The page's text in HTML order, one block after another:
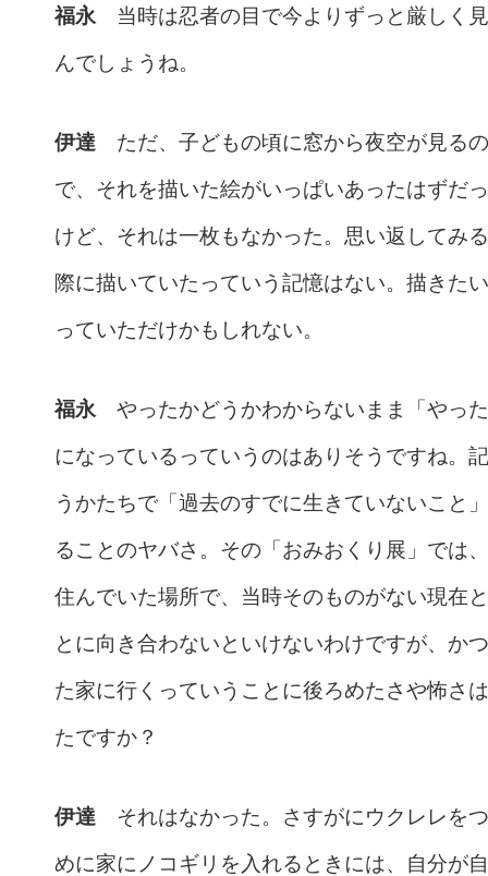
福永 当時は忍者の目で今よりずっと厳しく
んでしょうね。
伊達 ただ、子どもの頃に窓から夜空が見る
で、それを描いた絵がいっぱいあったはずだ
けど、それは一枚もなかった。思い返してみ
際に描いていたっていう記憶はない。描きた
っていただけかもしれない。
福永 やったかどうかわからないまま「やっ
になっているっていうのはありそうですね。
うかたちで「過去のすでに生きていないこと
ることのヤバさ。その「おみおくり展」では
住んでいた場所で、当時そのものがない現在
とに向き合わないといけないわけですが、か
た家に行くっていうことに後ろめたさや怖さ
たですか？
伊達 それはなかった。さすがにウクレレを
めに家にノコギリを入れるときには、自分が